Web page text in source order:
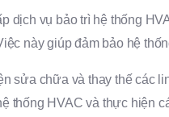
dịch vụ bảo trì hệ thống
này giúp đảm bảo hệ
sửa chữa và thay thế các
thống HVAC và thực hiện